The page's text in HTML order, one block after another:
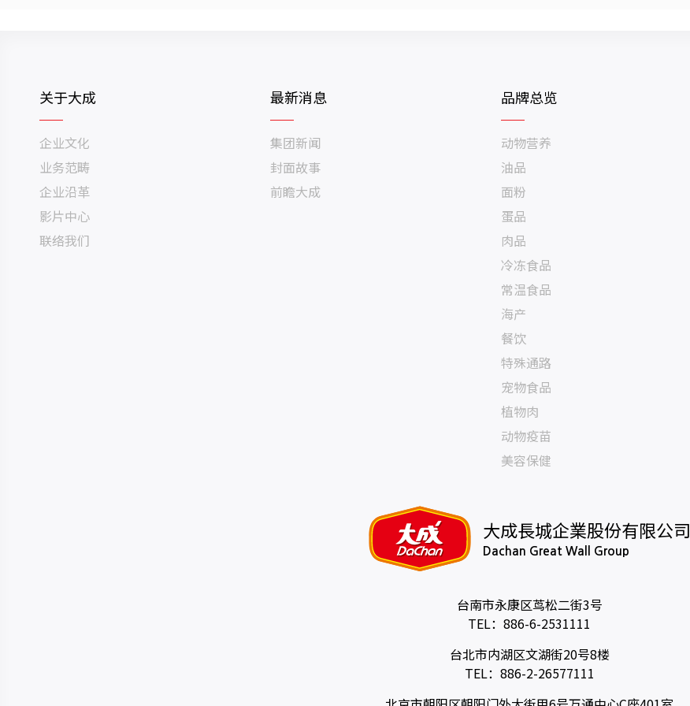
关于大成
企业文化
业务范畴
企业沿革
影片中心
联络我们
最新消息
集团新闻
封面故事
前瞻大成
品牌总览
动物营养
油品
面粉
蛋品
肉品
冷冻食品
常温食品
海产
餐饮
特殊通路
宠物食品
植物肉
动物疫苗
美容保健
大成長城企業股份有限公司
Dachan Great Wall Group
台南市永康区茑松二街3号
TEL： 886-6-2531111
台北市内湖区文湖街20号8楼
TEL： 886-2-26577111